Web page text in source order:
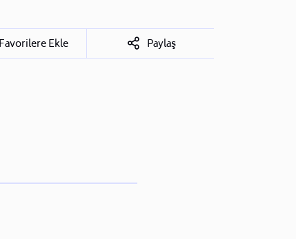
Favorilere Ekle Paylaş